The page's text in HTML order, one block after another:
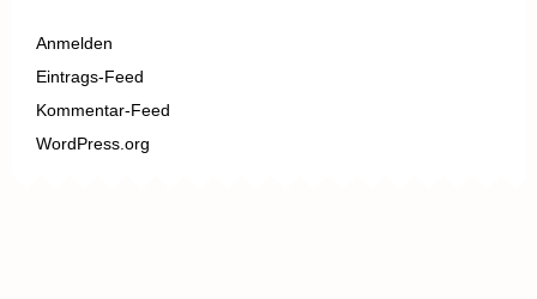
Anmelden
Eintrags-Feed
Kommentar-Feed
WordPress.org